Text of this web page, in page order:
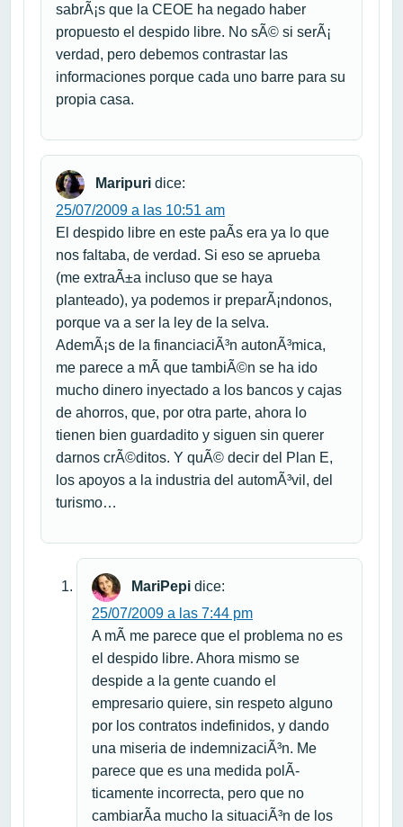
sabrÃ¡s que la CEOE ha negado haber
propuesto el despido libre. No sÃ© si serÃ¡
verdad, pero debemos contrastar las
informaciones porque cada uno barre para su
propia casa.
Maripuri dice:
25/07/2009 a las 10:51 am
El despido libre en este paÃ­s era ya lo que
nos faltaba, de verdad. Si eso se aprueba
(me extraÃ±a incluso que se haya
planteado), ya podemos ir preparÃ¡ndonos,
porque va a ser la ley de la selva.
AdemÃ¡s de la financiaciÃ³n autonÃ³mica,
me parece a mÃ­ que tambiÃ©n se ha ido
mucho dinero inyectado a los bancos y cajas
de ahorros, que, por otra parte, ahora lo
tienen bien guardadito y siguen sin querer
darnos crÃ©ditos. Y quÃ© decir del Plan E,
los apoyos a la industria del automÃ³vil, del
turismo…
MariPepi dice:
25/07/2009 a las 7:44 pm
A mÃ­ me parece que el problema no es
el despido libre. Ahora mismo se
despide a la gente cuando el
empresario quiere, sin respeto alguno
por los contratos indefinidos, y dando
una miseria de indemnizaciÃ³n. Me
parece que es una medida polÃ­
ticamente incorrecta, pero que no
cambiarÃ­a mucho la situaciÃ³n de los